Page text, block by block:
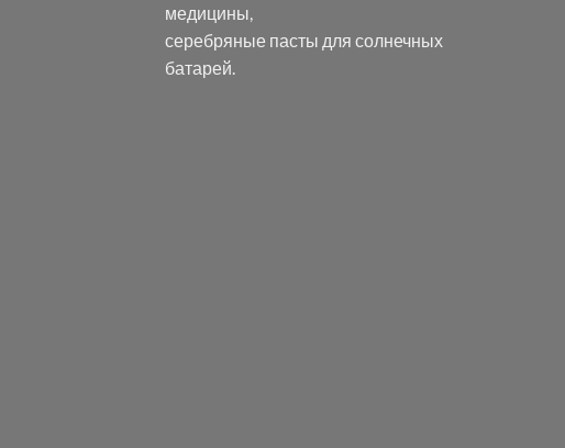
медицины,
серебряные пасты для солнечных
батарей.